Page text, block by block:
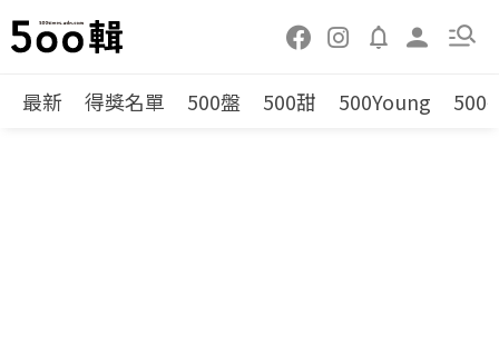
最新 得獎名單 500盤 500甜 500Young 500